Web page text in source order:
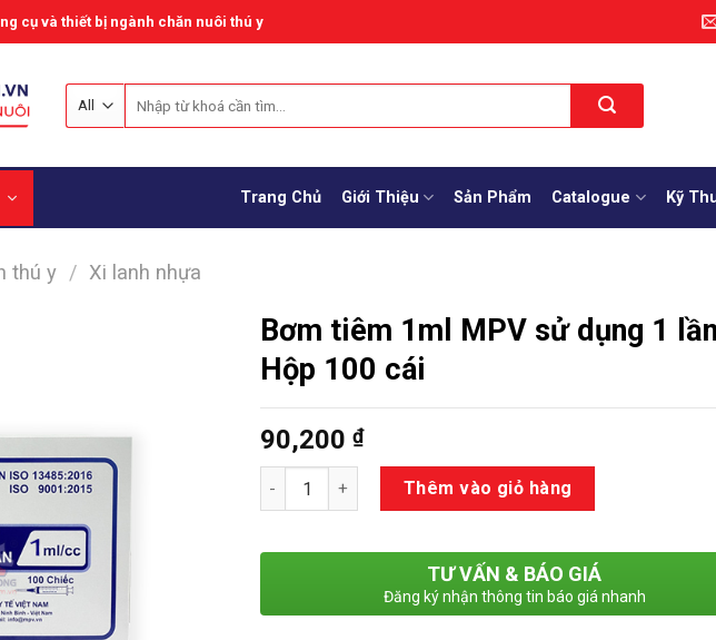
cụ và thiết bị ngành chăn nuôi thú y
kiếm:
Trang Chủ Giới Thiệu Sản Phẩm Catalogue Kỹ
thú y / Xi lanh nhựa
Bơm tiêm 1ml MPV sử dụng 1
Hộp 100 cái
90,200 ₫
Số lượng Thêm vào giỏ hàng
TƯ VẤN & BÁO GIÁ
Đăng ký nhận thông tin báo giá nhanh